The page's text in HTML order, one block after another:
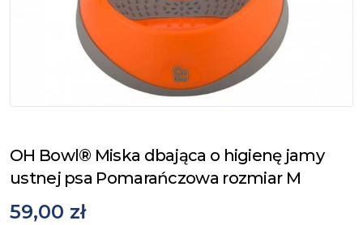
OH Bowl® Miska dbająca o higienę jamy
ustnej psa Pomarańczowa rozmiar M
59,00 zł